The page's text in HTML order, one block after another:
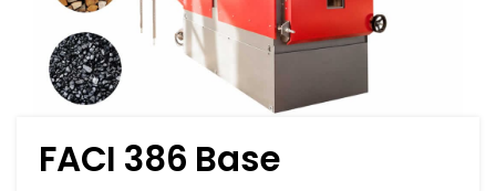
FACI 386 Base